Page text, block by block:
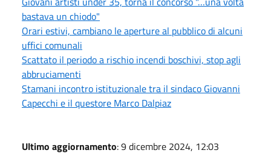
bastava un chiodo"
Orari estivi, cambiano le aperture al pubblico di alcuni
uffici comunali
Scattato il periodo a rischio incendi boschivi, stop agli
abbruciamenti
Stamani incontro istituzionale tra il sindaco Giovanni
Capecchi e il questore Marco Dalpiaz
Ultimo aggiornamento: 9 dicembre 2024, 12:03